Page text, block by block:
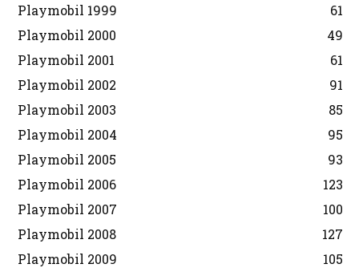
Playmobil 1999
61
Playmobil 2000
49
Playmobil 2001
61
Playmobil 2002
91
Playmobil 2003
85
Playmobil 2004
95
Playmobil 2005
93
Playmobil 2006
123
Playmobil 2007
100
Playmobil 2008
127
Playmobil 2009
105